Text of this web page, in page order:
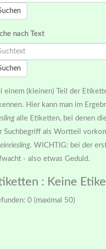
nach Text
einem (kleinen) Teil der
Hier kann man im
alle Etiketten, bei denen
Suchbegriff als Wortteil
. WICHTIG: bei der
- also etwas Geduld.
: Keine
0 (maximal 50)